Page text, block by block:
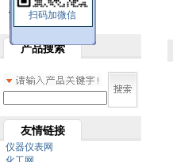
扫码加微信
双金属温度计
产品搜索
友情链接
仪器仪表网